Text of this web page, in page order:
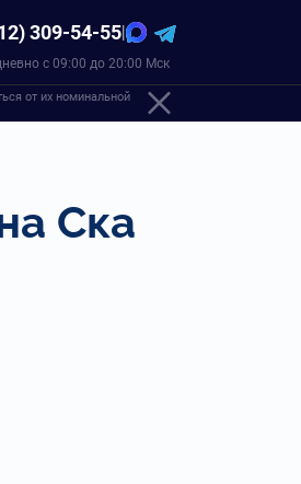
309-54-55|
с 09:00 до 20:00 Мск
от их номинальной
Ска